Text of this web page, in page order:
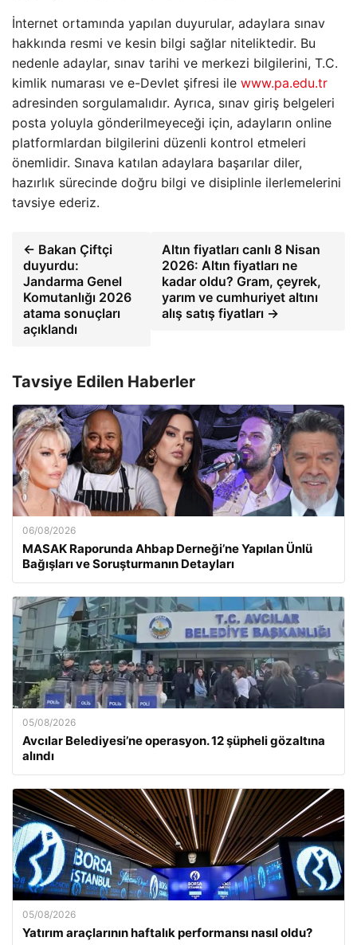
İnternet ortamında yapılan duyurular, adaylara sınav
hakkında resmi ve kesin bilgi sağlar niteliktedir. Bu
nedenle adaylar, sınav tarihi ve merkezi bilgilerini, T.C.
kimlik numarası ve e-Devlet şifresi ile www.pa.edu.tr
adresinden sorgulamalıdır. Ayrıca, sınav giriş belgeleri
posta yoluyla gönderilmeyeceği için, adayların online
platformlardan bilgilerini düzenli kontrol etmeleri
önemlidir. Sınava katılan adaylara başarılar diler,
hazırlık sürecinde doğru bilgi ve disiplinle ilerlemelerini
tavsiye ederiz.
← Bakan Çiftçi
duyurdu:
Jandarma Genel
Komutanlığı 2026
atama sonuçları
açıklandı
Altın fiyatları canlı 8 Nisan
2026: Altın fiyatları ne
kadar oldu? Gram, çeyrek,
yarım ve cumhuriyet altını
alış satış fiyatları →
Tavsiye Edilen Haberler
06/08/2026
MASAK Raporunda Ahbap Derneği’ne Yapılan Ünlü
Bağışları ve Soruşturmanın Detayları
05/08/2026
Avcılar Belediyesi’ne operasyon. 12 şüpheli gözaltına
alındı
05/08/2026
Yatırım araçlarının haftalık performansı nasıl oldu?